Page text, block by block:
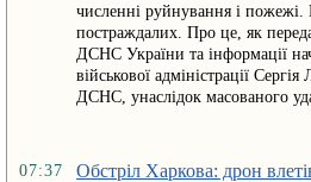
численні руйнування і
постраждалих. Про це, як
ДСНС України та інформації
військової адміністрації
ДСНС, унаслідок масованого
07:37
Обстріл Харкова: дрон